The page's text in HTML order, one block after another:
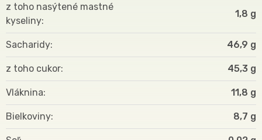
z toho nasýtené mastné
kyseliny
1,8 g
Sacharidy 46,9 g
z toho cukor 45,3 g
Vláknina 11,8 g
Bielkoviny 8,7 g